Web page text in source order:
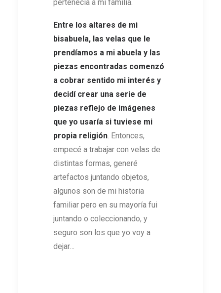
pertenecía a mi familia.
Entre los altares de mi
bisabuela, las velas que le
prendíamos a mi abuela y las
piezas encontradas comenzó
a cobrar sentido mi interés y
decidí crear una serie de
piezas reflejo de imágenes
que yo usaría si tuviese mi
propia religión . Entonces,
empecé a trabajar con velas de
distintas formas, generé
artefactos juntando objetos,
algunos son de mi historia
familiar pero en su mayoría fui
juntando o coleccionando, y
seguro son los que yo voy a
dejar…